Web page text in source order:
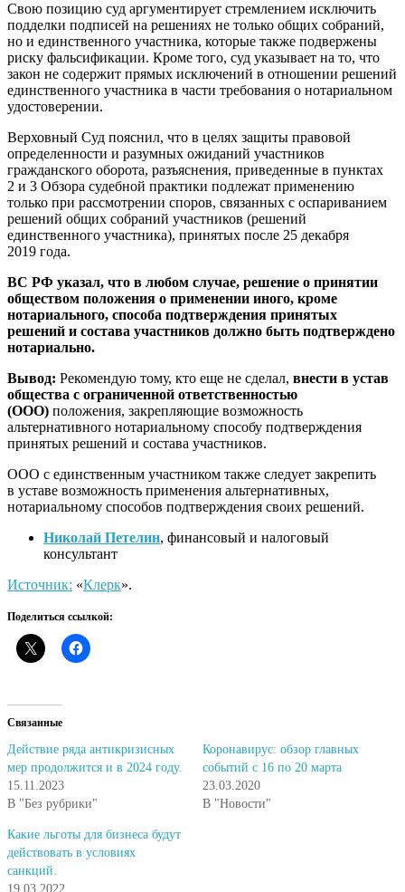
Свою позицию суд аргументирует стремлением исключить
подделки подписей на решениях не только общих собраний,
но и единственного участника, которые также подвержены
риску фальсификации. Кроме того, суд указывает на то, что
закон не содержит прямых исключений в отношении решений
единственного участника в части требования о нотариальном
удостоверении.
Верховный Суд пояснил, что в целях защиты правовой
определенности и разумных ожиданий участников
гражданского оборота, разъяснения, приведенные в пунктах
2 и 3 Обзора судебной практики подлежат применению
только при рассмотрении споров, связанных с оспариванием
решений общих собраний участников (решений
единственного участника), принятых после 25 декабря
2019 года.
ВС РФ указал, что в любом случае, решение о принятии
обществом положения о применении иного, кроме
нотариального, способа подтверждения принятых
решений и состава участников должно быть подтверждено
нотариально.
Вывод: Рекомендую тому, кто еще не сделал, внести в устав
общества с ограниченной ответственностью
(ООО) положения, закрепляющие возможность
альтернативного нотариальному способу подтверждения
принятых решений и состава участников.
ООО с единственным участником также следует закрепить
в уставе возможность применения альтернативных,
нотариальному способов подтверждения своих решений.
Николай Петелин, финансовый и налоговый
консультант
Источник: «Клерк».
Поделиться ссылкой:
Связанные
Действие ряда антикризисных
мер продолжится и в 2024 году.
15.11.2023
В "Без рубрики"
Коронавирус: обзор главных
событий с 16 по 20 марта
23.03.2020
В "Новости"
Какие льготы для бизнеса будут
действовать в условиях
санкций.
19.03.2022